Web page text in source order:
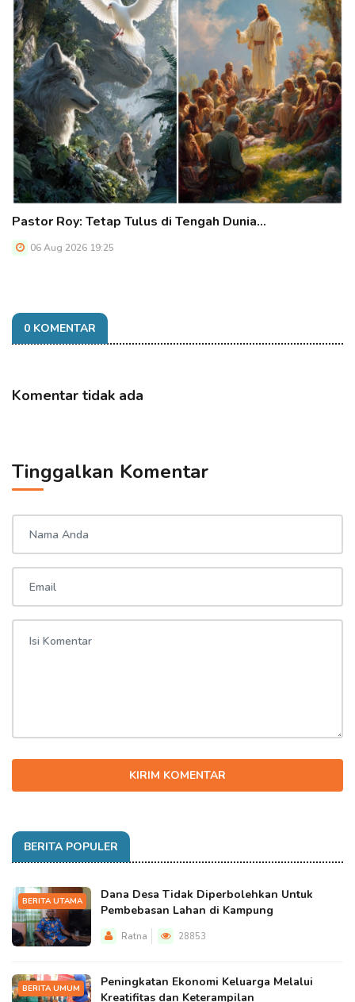
Pastor Roy: Tetap Tulus di Tengah Dunia…
06 Aug 2026 19:25
0 KOMENTAR
Komentar tidak ada
Tinggalkan Komentar
KIRIM KOMENTAR
BERITA POPULER
BERITA UTAMA
Dana Desa Tidak Diperbolehkan Untuk
Pembebasan Lahan di Kampung
Ratna 28853
BERITA UMUM
Peningkatan Ekonomi Keluarga Melalui
Kreatifitas dan Keterampilan